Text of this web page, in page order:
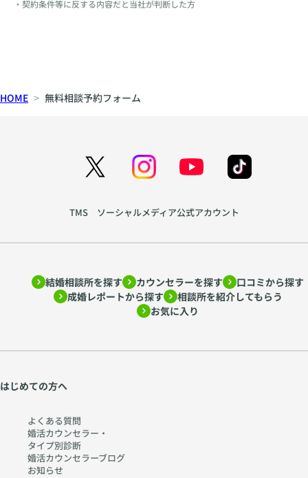
・契約条件等に反する内容だと当社が判断した方
HOME 無料相談予約フォーム
TMS ソーシャルメディア公式アカウント
結婚相談所を探す カウンセラーを探す
口コミから探す
成婚レポートから探す
相談所を紹介してもらう
お気に入り
はじめての方へ
よくある質問
婚活カウンセラー・
タイプ別診断
婚活カウンセラーブログ
お知らせ